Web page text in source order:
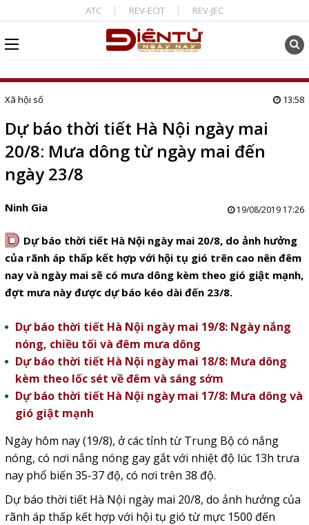
ATC REV-ECIT REV-JEC
Xã hội số 13:58
Dự báo thời tiết Hà Nội ngày mai
20/8: Mưa dông từ ngày mai đến
ngày 23/8
Ninh Gia 19/08/2019 17:26
D Dự báo thời tiết Hà Nội ngày mai 20/8, do ảnh hưởng
của rãnh áp thấp kết hợp với hội tụ gió trên cao nên đêm
nay và ngày mai sẽ có mưa dông kèm theo gió giật mạnh,
đợt mưa này được dự báo kéo dài đến 23/8.
Dự báo thời tiết Hà Nội ngày mai 19/8: Ngày nắng
nóng, chiều tối và đêm mưa dông
Dự báo thời tiết Hà Nội ngày mai 18/8: Mưa dông
kèm theo lốc sét về đêm và sáng sớm
Dự báo thời tiết Hà Nội ngày mai 17/8: Mưa dông và
gió giật mạnh
Ngày hôm nay (19/8), ở các tỉnh từ Trung Bộ có nắng
nóng, có nơi nắng nóng gay gắt với nhiệt độ lúc 13h trưa
nay phổ biến 35-37 độ, có nơi trên 38 độ.
Dự báo thời tiết Hà Nội ngày mai 20/8, do ảnh hưởng của
rãnh áp thấp kết hợp với hội tụ gió từ mực 1500 đến